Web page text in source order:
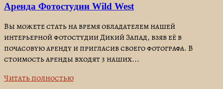
Аренда Фотостудии Wild West
Вы можете стать на время обладателем нашей
интерьерной фотостудии Дикий Запад, взяв её в
почасовую аренду и пригласив своего фотографа. В
стоимость аренды входят 3 наших...
Читать полностью